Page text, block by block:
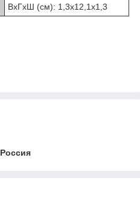
ВхГхШ (см): 1,3х12,1х1,3
Россия